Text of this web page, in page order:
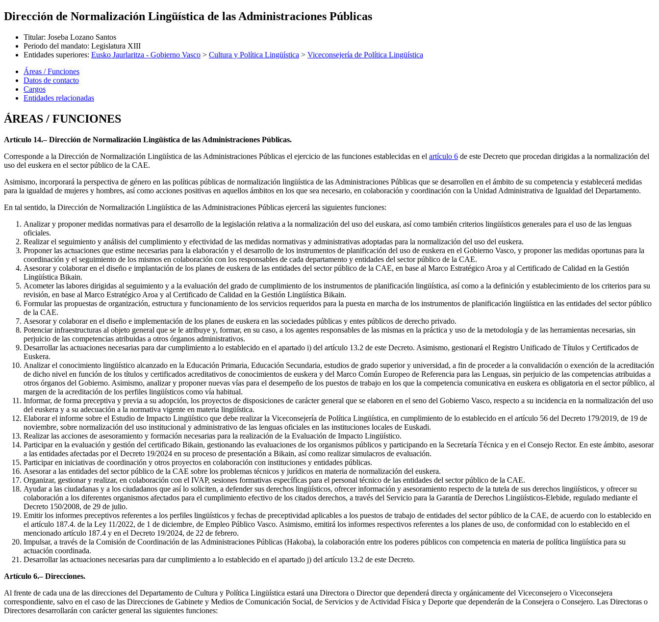
Dirección de Normalización Lingüística de las Administraciones Públicas
Titular: Joseba Lozano Santos
Periodo del mandato: Legislatura XIII
Entidades superiores: Eusko Jaurlaritza - Gobierno Vasco > Cultura y Política Lingüística > Viceconsejería de Política Lingüística
Áreas / Funciones
Datos de contacto
Cargos
Entidades relacionadas
ÁREAS / FUNCIONES
Artículo 14.– Dirección de Normalización Lingüística de las Administraciones Públicas.
Corresponde a la Dirección de Normalización Lingüística de las Administraciones Públicas el ejercicio de las funciones establecidas en el artículo 6 de este Decreto que procedan dirigidas a la normalización del
uso del euskera en el sector público de la CAE.
Asimismo, incorporará la perspectiva de género en las políticas públicas de normalización lingüística de las Administraciones Públicas que se desarrollen en el ámbito de su competencia y establecerá medidas
para la igualdad de mujeres y hombres, así como acciones positivas en aquellos ámbitos en los que sea necesario, en colaboración y coordinación con la Unidad Administrativa de Igualdad del Departamento.
En tal sentido, la Dirección de Normalización Lingüística de las Administraciones Públicas ejercerá las siguientes funciones:
Analizar y proponer medidas normativas para el desarrollo de la legislación relativa a la normalización del uso del euskara, así como también criterios lingüísticos generales para el uso de las lenguas
oficiales.
Realizar el seguimiento y análisis del cumplimiento y efectividad de las medidas normativas y administrativas adoptadas para la normalización del uso del euskera.
Proponer las actuaciones que estime necesarias para la elaboración y el desarrollo de los instrumentos de planificación del uso de euskera en el Gobierno Vasco, y proponer las medidas oportunas para la
coordinación y el seguimiento de los mismos en colaboración con los responsables de cada departamento y entidades del sector público de la CAE.
Asesorar y colaborar en el diseño e implantación de los planes de euskera de las entidades del sector público de la CAE, en base al Marco Estratégico Aroa y al Certificado de Calidad en la Gestión
Lingüística Bikain.
Acometer las labores dirigidas al seguimiento y a la evaluación del grado de cumplimiento de los instrumentos de planificación lingüística, así como a la definición y establecimiento de los criterios para su
revisión, en base al Marco Estratégico Aroa y al Certificado de Calidad en la Gestión Lingüística Bikain.
Formular las propuestas de organización, estructura y funcionamiento de los servicios requeridos para la puesta en marcha de los instrumentos de planificación lingüística en las entidades del sector público
de la CAE.
Asesorar y colaborar en el diseño e implementación de los planes de euskera en las sociedades públicas y entes públicos de derecho privado.
Potenciar infraestructuras al objeto general que se le atribuye y, formar, en su caso, a los agentes responsables de las mismas en la práctica y uso de la metodología y de las herramientas necesarias, sin
perjuicio de las competencias atribuidas a otros órganos administrativos.
Desarrollar las actuaciones necesarias para dar cumplimiento a lo establecido en el apartado i) del artículo 13.2 de este Decreto. Asimismo, gestionará el Registro Unificado de Títulos y Certificados de
Euskera.
Analizar el conocimiento lingüístico alcanzado en la Educación Primaria, Educación Secundaria, estudios de grado superior y universidad, a fin de proceder a la convalidación o exención de la acreditación
de dicho nivel en función de los títulos y certificados acreditativos de conocimientos de euskera y del Marco Común Europeo de Referencia para las Lenguas, sin perjuicio de las competencias atribuidas a
otros órganos del Gobierno. Asimismo, analizar y proponer nuevas vías para el desempeño de los puestos de trabajo en los que la competencia comunicativa en euskera es obligatoria en el sector público, al
margen de la acreditación de los perfiles lingüísticos como vía habitual.
Informar, de forma preceptiva y previa a su adopción, los proyectos de disposiciones de carácter general que se elaboren en el seno del Gobierno Vasco, respecto a su incidencia en la normalización del uso
del euskera y a su adecuación a la normativa vigente en materia lingüística.
Elaborar el informe sobre el Estudio de Impacto Lingüístico que debe realizar la Viceconsejería de Política Lingüística, en cumplimiento de lo establecido en el artículo 56 del Decreto 179/2019, de 19 de
noviembre, sobre normalización del uso institucional y administrativo de las lenguas oficiales en las instituciones locales de Euskadi.
Realizar las acciones de asesoramiento y formación necesarias para la realización de la Evaluación de Impacto Lingüístico.
Participar en la evaluación y gestión del certificado Bikain, gestionando las evaluaciones de los organismos públicos y participando en la Secretaría Técnica y en el Consejo Rector. En este ámbito, asesorar
a las entidades afectadas por el Decreto 19/2024 en su proceso de presentación a Bikain, así como realizar simulacros de evaluación.
Participar en iniciativas de coordinación y otros proyectos en colaboración con instituciones y entidades públicas.
Asesorar a las entidades del sector público de la CAE sobre los problemas técnicos y jurídicos en materia de normalización del euskera.
Organizar, gestionar y realizar, en colaboración con el IVAP, sesiones formativas específicas para el personal técnico de las entidades del sector público de la CAE.
Ayudar a las ciudadanas y a los ciudadanos que así lo soliciten, a defender sus derechos lingüísticos, ofrecer información y asesoramiento respecto de la tutela de sus derechos lingüísticos, y ofrecer su
colaboración a los diferentes organismos afectados para el cumplimiento efectivo de los citados derechos, a través del Servicio para la Garantía de Derechos Lingüísticos-Elebide, regulado mediante el
Decreto 150/2008, de 29 de julio.
Emitir los informes preceptivos referentes a los perfiles lingüísticos y fechas de preceptividad aplicables a los puestos de trabajo de entidades del sector público de la CAE, de acuerdo con lo establecido en
el artículo 187.4. de la Ley 11/2022, de 1 de diciembre, de Empleo Público Vasco. Asimismo, emitirá los informes respectivos referentes a los planes de uso, de conformidad con lo establecido en el
mencionado artículo 187.4 y en el Decreto 19/2024, de 22 de febrero.
Impulsar, a través de la Comisión de Coordinación de las Administraciones Públicas (Hakoba), la colaboración entre los poderes públicos con competencia en materia de política lingüística para su
actuación coordinada.
Desarrollar las actuaciones necesarias para dar cumplimiento a lo establecido en el apartado j) del artículo 13.2 de este Decreto.
Artículo 6.– Direcciones.
Al frente de cada una de las direcciones del Departamento de Cultura y Política Lingüística estará una Directora o Director que dependerá directa y orgánicamente del Viceconsejero o Viceconsejera
correspondiente, salvo en el caso de las Direcciones de Gabinete y Medios de Comunicación Social, de Servicios y de Actividad Física y Deporte que dependerán de la Consejera o Consejero. Las Directoras o
Directores desarrollarán con carácter general las siguientes funciones: